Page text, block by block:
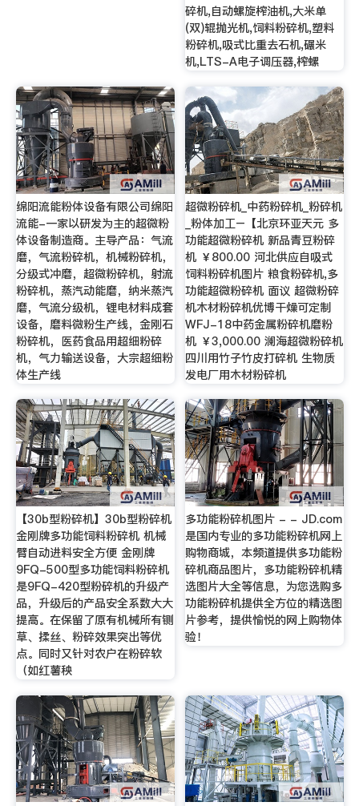
碎机,自动螺旋榨油机,大米单
(双)辊抛光机,饲料粉碎机,塑料
粉碎机,吸式比重去石机,碾米
机,LTS-A电子调压器,榨螺
绵阳流能粉体设备有限公司绵阳
流能-一家以研发为主的超微粉
体设备制造商。主导产品：气流
磨，气流粉碎机，机械粉碎机，
分级式冲磨，超微粉碎机，射流
粉碎机，蒸汽动能磨，纳米蒸汽
磨，气流分级机，锂电材料成套
设备，磨料微粉生产线，金刚石
粉碎机，医药食品用超细粉碎
机，气力输送设备，大宗超细粉
体生产线
超微粉碎机_中药粉碎机_粉碎机
_粉体加工–【北京环亚天元 多
功能超微粉碎机 新品青豆粉碎
机 ￥800.00 河北供应自吸式
饲料粉碎机图片 粮食粉碎机,多
功能超微粉碎机 面议 超微粉碎
机木材粉碎机优博干燥可定制
WFJ-18中药金属粉碎机磨粉
机 ￥3,000.00 澜海超微粉碎机
四川用竹子竹皮打碎机 生物质
发电厂用木材粉碎机
【30b型粉碎机】30b型粉碎机
金刚牌多功能饲料粉碎机 机械
臂自动进料安全方便 金刚牌
9FQ-500型多功能饲料粉碎机
是9FQ-420型粉碎机的升级产
品，升级后的产品安全系数大大
提高。在保留了原有机械所有铡
草、揉丝、粉碎效果突出等优
点。同时又针对农户在粉碎软
（如红薯秧
多功能粉碎机图片 - - JD.com
是国内专业的多功能粉碎机网上
购物商城，本频道提供多功能粉
碎机商品图片，多功能粉碎机精
选图片大全等信息，为您选购多
功能粉碎机提供全方位的精选图
片参考，提供愉悦的网上购物体
验！